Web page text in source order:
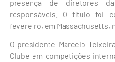
presença de diretores
responsáveis. O título foi
fevereiro, em Massachusetts,
O presidente Marcelo
Clube em competições